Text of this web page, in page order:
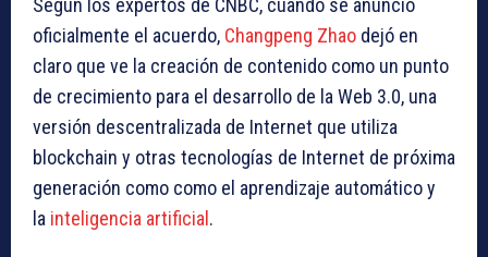
oficialmente el acuerdo, Changpeng Zhao dejó en
claro que ve la creación de contenido como un punto
de crecimiento para el desarrollo de la Web 3.0, una
versión descentralizada de Internet que utiliza
blockchain y otras tecnologías de Internet de próxima
generación como como el aprendizaje automático y
la inteligencia artificial.